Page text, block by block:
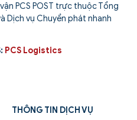
PCS POST trực thuộc Tổng
Dịch vụ Chuyển phát nhanh
PCS Logistics
THÔNG TIN DỊCH VỤ